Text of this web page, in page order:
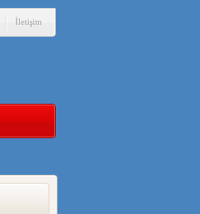
İletişim